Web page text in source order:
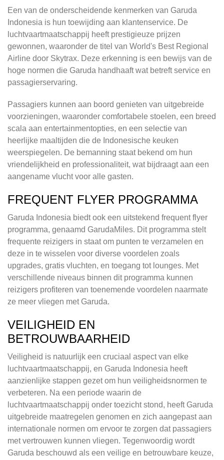
Een van de onderscheidende kenmerken van Garuda
Indonesia is hun toewijding aan klantenservice. De
luchtvaartmaatschappij heeft prestigieuze prijzen
gewonnen, waaronder de titel van World's Best Regional
Airline door Skytrax. Deze erkenning is een bewijs van de
hoge normen die Garuda handhaaft wat betreft service en
passagierservaring.
Passagiers kunnen aan boord genieten van uitgebreide
voorzieningen, waaronder comfortabele stoelen, een breed
scala aan entertainmentopties, en een selectie van
heerlijke maaltijden die de Indonesische keuken
weerspiegelen. De bemanning staat bekend om hun
vriendelijkheid en professionaliteit, wat bijdraagt aan een
aangename vlucht voor alle gasten.
FREQUENT FLYER PROGRAMMA
Garuda Indonesia biedt ook een uitstekend frequent flyer
programma, genaamd GarudaMiles. Dit programma stelt
frequente reizigers in staat om punten te verzamelen en
deze in te wisselen voor diverse voordelen zoals
upgrades, gratis vluchten, en toegang tot lounges. Met
verschillende niveaus binnen dit programma kunnen
reizigers profiteren van toenemende voordelen naarmate
ze meer vliegen met Garuda.
VEILIGHEID EN
BETROUWBAARHEID
Veiligheid is natuurlijk een cruciaal aspect van elke
luchtvaartmaatschappij, en Garuda Indonesia heeft
aanzienlijke stappen gezet om hun veiligheidsnormen te
verbeteren. Na een periode waarin de
luchtvaartmaatschappij onder toezicht stond, heeft Garuda
uitgebreide maatregelen genomen en zich aangepast aan
internationale normen om ervoor te zorgen dat passagiers
met vertrouwen kunnen vliegen. Tegenwoordig wordt
Garuda beschouwd als een veilige en betrouwbare keuze,